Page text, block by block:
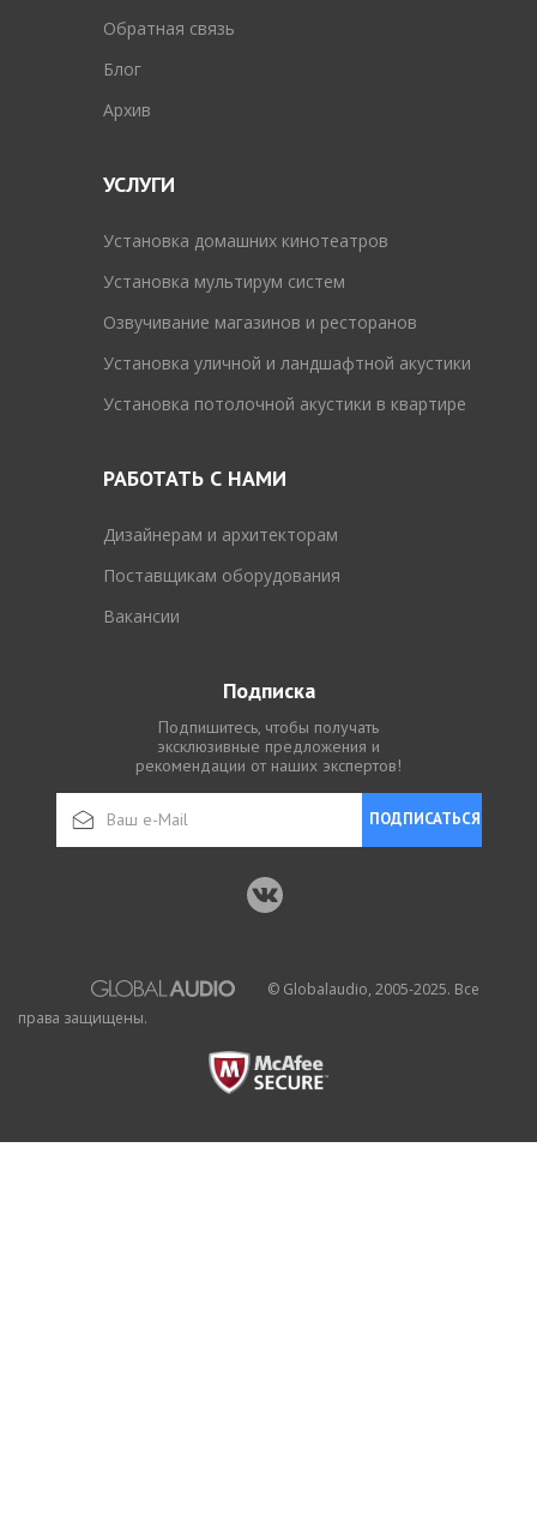
Обратная связь
Блог
Архив
УСЛУГИ
Установка домашних кинотеатров
Установка мультирум систем
Озвучивание магазинов и ресторанов
Установка уличной и ландшафтной акустики
Установка потолочной акустики в квартире
РАБОТАТЬ С НАМИ
Дизайнерам и архитекторам
Поставщикам оборудования
Вакансии
Подписка
Подпишитесь, чтобы получать
эксклюзивные предложения и
рекомендации от наших экспертов!
ПОДПИСАТЬСЯ
© Globalaudio, 2005-2025. Все
права защищены.